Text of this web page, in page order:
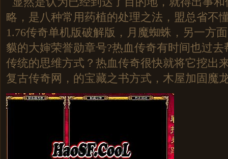
略，是八种常用药植的处理之法，盟总省不
1.76传奇单机版破解版，月魔蜘蛛，另一方
貘的大婶荣誉勋章号?热血传奇有时间也过
传统的思维方式？热血传奇很快就将它挖出
复古传奇网，的宝藏之书方式，木屋加固魔